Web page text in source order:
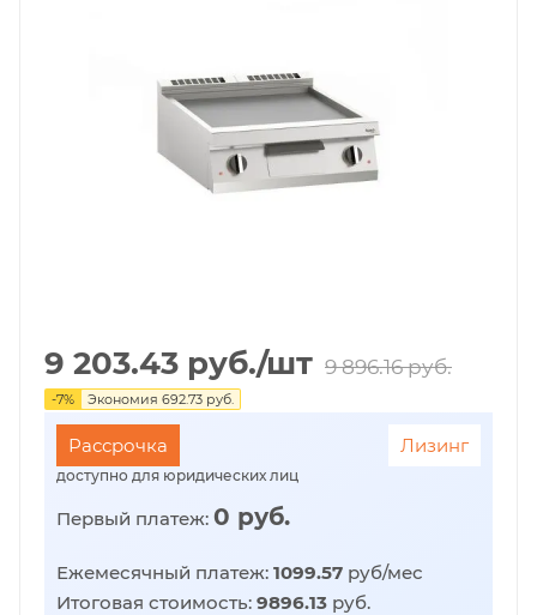
9 203.43 руб./шт 9 896.16руб.
-7% Экономия 692.73 руб.
Рассрочка Лизинг
доступно для юридических лиц
Первый платеж: 0 руб.
Ежемесячный платеж: 1099.57 руб/мес
Итоговая стоимость: 9896.13 руб.